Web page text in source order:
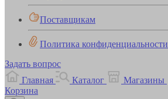
Поставщикам
Политика конфиденциальности
Задать вопрос
Главная
Каталог Магазины
Корзина